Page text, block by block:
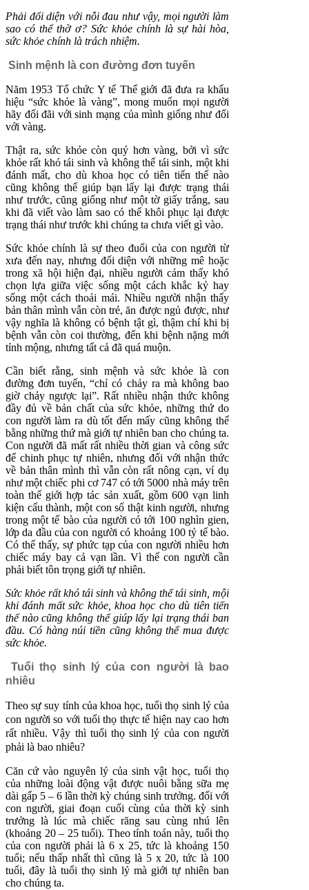
Phải đối diện với nỗi đau như vậy, mọi người làm
sao có thể thờ ơ? Sức khỏe chính là sự hài hòa,
sức khỏe chính là trách nhiệm.
Sinh mệnh là con đường đơn tuyến
Năm 1953 Tổ chức Y tế Thế giới đã đưa ra khẩu
hiệu “sức khỏe là vàng”, mong muốn mọi người
hãy đối đãi với sinh mạng của mình giống như đối
với vàng.
Thật ra, sức khỏe còn quý hơn vàng, bởi vì sức
khỏe rất khó tái sinh và không thể tái sinh, một khi
đánh mất, cho dù khoa học có tiên tiến thế nào
cũng không thể giúp bạn lấy lại được trạng thái
như trước, cũng giống như một tờ giấy trắng, sau
khi đã viết vào làm sao có thể khôi phục lại được
trạng thái như trước khi chúng ta chưa viết gì vào.
Sức khỏe chính là sự theo đuổi của con người từ
xưa đến nay, nhưng đối diện với những mê hoặc
trong xã hội hiện đại, nhiều người cảm thấy khó
chọn lựa giữa việc sống một cách khắc kỷ hay
sống một cách thoải mái. Nhiều người nhận thấy
bản thân mình vẫn còn trẻ, ăn được ngủ được, như
vậy nghĩa là không có bệnh tật gì, thậm chí khi bị
bệnh vẫn còn coi thường, đến khi bệnh nặng mới
tỉnh mộng, nhưng tất cả đã quá muộn.
Cần biết rằng, sinh mệnh và sức khỏe là con
đường đơn tuyến, “chỉ có chảy ra mà không bao
giờ chảy ngược lại”. Rất nhiều nhận thức không
đầy đủ về bản chất của sức khỏe, những thứ do
con người làm ra dù tốt đến mấy cũng không thể
bằng những thứ mà giới tự nhiên ban cho chúng ta.
Con người đã mất rất nhiều thời gian và công sức
để chinh phục tự nhiên, nhưng đối với nhận thức
về bản thân mình thì vẫn còn rất nông cạn, ví dụ
như một chiếc phi cơ 747 có tới 5000 nhà máy trên
toàn thế giới hợp tác sản xuất, gồm 600 vạn linh
kiện cấu thành, một con số thật kinh người, nhưng
trong một tế bào của người có tới 100 nghìn gien,
lớp da đầu của con người có khoảng 100 tỷ tế bào.
Có thể thấy, sự phức tạp của con người nhiều hơn
chiếc máy bay cả vạn lần. Vì thế con người cần
phải biết tôn trọng giới tự nhiên.
Sức khỏe rất khó tái sinh và không thể tái sinh, mội
khi đánh mất sức khỏe, khoa học cho dù tiên tiến
thế nào cũng không thể giúp lấy lại trạng thái ban
đầu. Có hàng núi tiền cũng không thể mua được
sức khỏe.
Tuổi thọ sinh lý của con người là bao
nhiêu
Theo sự suy tính của khoa học, tuổi thọ sinh lý của
con người so với tuổi thọ thực tế hiện nay cao hơn
rất nhiều. Vậy thì tuổi thọ sinh lý của con người
phải là bao nhiêu?
Căn cứ vào nguyên lý của sinh vật học, tuổi thọ
của những loài động vật được nuôi bằng sữa mẹ
dài gấp 5 – 6 lần thời kỳ chúng sinh trưởng. đối với
con người, giai đoạn cuối cùng của thời kỳ sinh
trưởng là lúc mà chiếc răng sau cùng nhú lên
(khoảng 20 – 25 tuổi). Theo tính toán này, tuổi thọ
của con người phải là 6 x 25, tức là khoảng 150
tuổi; nếu thấp nhất thì cũng là 5 x 20, tức là 100
tuổi, đây là tuổi thọ sinh lý mà giới tự nhiên ban
cho chúng ta.